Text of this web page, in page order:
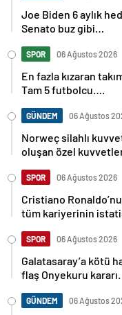
Joe Biden 6 aylık
Senato buz gibi…
SPOR 06 Ağustos 2026
En fazla kızaran
Tam 5 futbolcu….
GÜNDEM 06 Ağustos
Norweç silahlı
oluşan özel
SPOR 06 Ağustos 2026
Cristiano
tüm kariyerinin
SPOR 06 Ağustos 2026
Galatasaray’a kötü
flaş Onyekuru kararı.
GÜNDEM 06 Ağustos